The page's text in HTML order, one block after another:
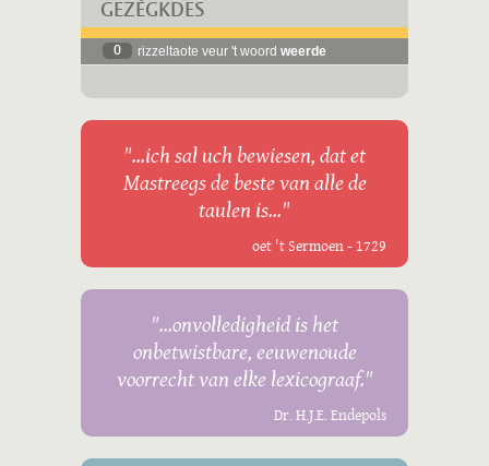
GEZÈGKDES
0 rizzeltaote veur 't woord weerde
"...ich sal uch bewiesen, dat et
Mastreegs de beste van alle de
taulen is..."
oet 't Sermoen - 1729
"...onvolledigheid is het
onbetwistbare, eeuwenoude
voorrecht van elke lexicograaf."
Dr. H.J.E. Endepols